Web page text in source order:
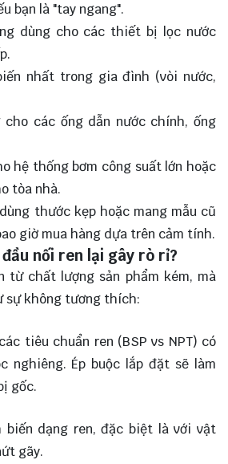
bạn là "tay ngang".
dùng cho các thiết bị lọc nước
nhất trong gia đình (vòi nước,
cho các ống dẫn nước chính, ống
hệ thống bơm công suất lớn hoặc
tòa nhà.
thước kẹp hoặc mang mẫu cũ
giờ mua hàng dựa trên cảm tính.
nối ren lại gây rò rỉ?
từ chất lượng sản phẩm kém, mà
sự không tương thích:
tiêu chuẩn ren (BSP vs NPT) có
nghiêng. Ép buộc lắp đặt sẽ làm
gốc.
biến dạng ren, đặc biệt là với vật
gãy.